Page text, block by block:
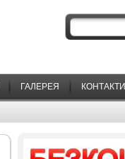
ГАЛЕРЕЯ КОНТАКТИ